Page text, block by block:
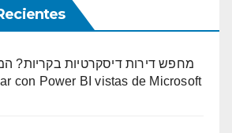
מחפש דירות דיסקרטיות בקריות?
con Power BI vistas de Microsoft